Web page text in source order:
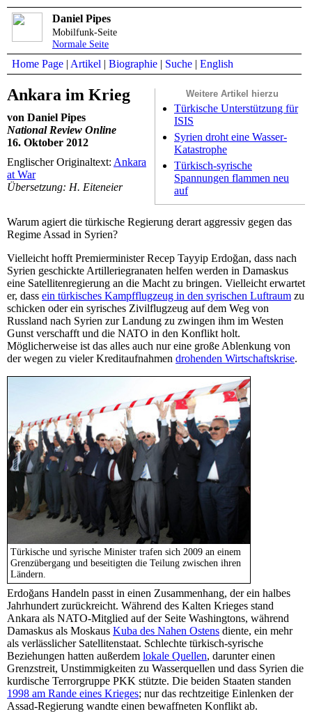
Daniel Pipes
Mobilfunk-Seite
Normale Seite
Home Page | Artikel | Biographie | Suche | English
Weitere Artikel hierzu
Türkische Unterstützung für
ISIS
Syrien droht eine Wasser-
Katastrophe
Türkisch-syrische
Spannungen flammen neu
auf
Ankara im Krieg
von Daniel Pipes
National Review Online
16. Oktober 2012
Englischer Originaltext: Ankara
at War
Übersetzung: H. Eiteneier
Warum agiert die türkische Regierung derart aggressiv gegen das
Regime Assad in Syrien?
Vielleicht hofft Premierminister Recep Tayyip Erdoğan, dass nach
Syrien geschickte Artilleriegranaten helfen werden in Damaskus
eine Satellitenregierung an die Macht zu bringen. Vielleicht erwartet
er, dass ein türkisches Kampfflugzeug in den syrischen Luftraum zu
schicken oder ein syrisches Zivilflugzeug auf dem Weg von
Russland nach Syrien zur Landung zu zwingen ihm im Westen
Gunst verschafft und die NATO in den Konflikt holt.
Möglicherweise ist das alles auch nur eine große Ablenkung von
der wegen zu vieler Kreditaufnahmen drohenden Wirtschaftskrise.
Türkische und syrische Minister trafen sich 2009 an einem
Grenzübergang und beseitigten die Teilung zwischen ihren
Ländern.
Erdoğans Handeln passt in einen Zusammenhang, der ein halbes
Jahrhundert zurückreicht. Während des Kalten Krieges stand
Ankara als NATO-Mitglied auf der Seite Washingtons, während
Damaskus als Moskaus Kuba des Nahen Ostens diente, ein mehr
als verlässlicher Satellitenstaat. Schlechte türkisch-syrische
Beziehungen hatten außerdem lokale Quellen, darunter einen
Grenzstreit, Unstimmigkeiten zu Wasserquellen und dass Syrien die
kurdische Terrorgruppe PKK stützte. Die beiden Staaten standen
1998 am Rande eines Krieges; nur das rechtzeitige Einlenken der
Assad-Regierung wandte einen bewaffneten Konflikt ab.